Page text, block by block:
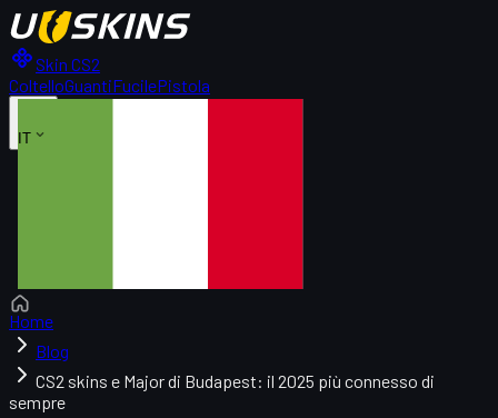
Skin CS2
ColtelloGuantiFucilePistola
IT
Home
Blog
CS2 skins e Major di Budapest: il 2025 più connesso di
sempre